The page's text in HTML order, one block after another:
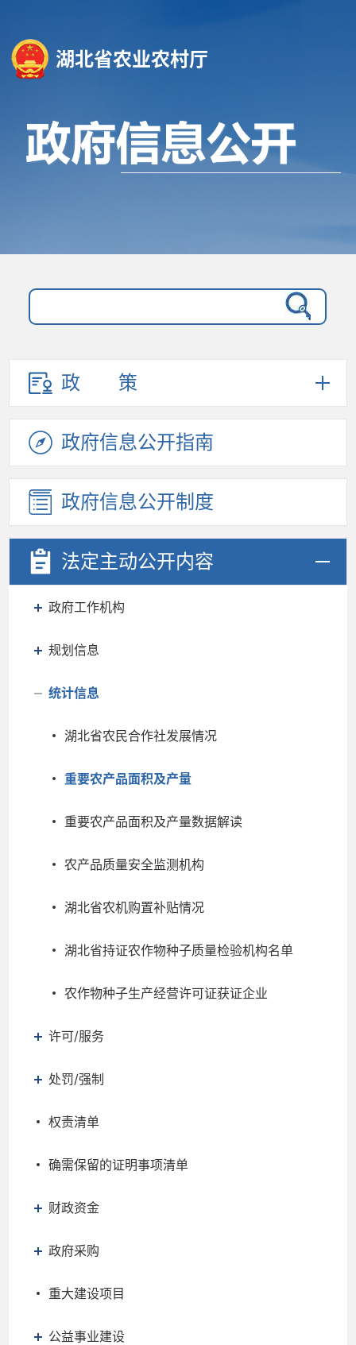
湖北省农业农村厅
政策
政府信息公开指南
政府信息公开制度
法定主动公开内容
政府工作机构
规划信息
统计信息
湖北省农民合作社发展情况
重要农产品面积及产量
重要农产品面积及产量数据解读
农产品质量安全监测机构
湖北省农机购置补贴情况
湖北省持证农作物种子质量检验机构名单
农作物种子生产经营许可证获证企业
许可/服务
处罚/强制
权责清单
确需保留的证明事项清单
财政资金
政府采购
重大建设项目
公益事业建设